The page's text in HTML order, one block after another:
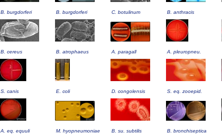
B. burgdorferi B. burgdorferi C. botulinum B. anthracis
B. cereus B. atrophaeus A. paragall A. pleuropneu.
S. canis E. coli D. congolensis S. eq. zooepid.
A. eq. equuli M. hyopneumoniae B. su. subtilis B. bronchiseptica